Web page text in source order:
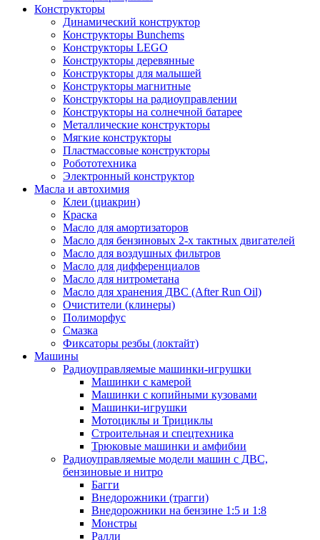
Конструкторы
Динамический конструктор
Конструкторы Bunchems
Конструкторы LEGO
Конструкторы деревянные
Конструкторы для малышей
Конструкторы магнитные
Конструкторы на радиоуправлении
Конструкторы на солнечной батарее
Металлические конструкторы
Мягкие конструкторы
Пластмассовые конструкторы
Робототехника
Электронный конструктор
Масла и автохимия
Клеи (циакрин)
Краска
Масло для амортизаторов
Масло для бензиновых 2-х тактных двигателей
Масло для воздушных фильтров
Масло для дифференциалов
Масло для нитрометана
Масло для хранения ДВС (After Run Oil)
Очистители (клинеры)
Полиморфус
Смазка
Фиксаторы резбы (локтайт)
Машины
Радиоуправляемые машинки-игрушки
Машинки с камерой
Машинки с копийными кузовами
Машинки-игрушки
Мотоциклы и Трициклы
Строительная и спецтехника
Трюковые машинки и амфибии
Радиоуправляемые модели машин с ДВС,
бензиновые и нитро
Багги
Внедорожники (трагги)
Внедорожники на бензине 1:5 и 1:8
Монстры
Ралли